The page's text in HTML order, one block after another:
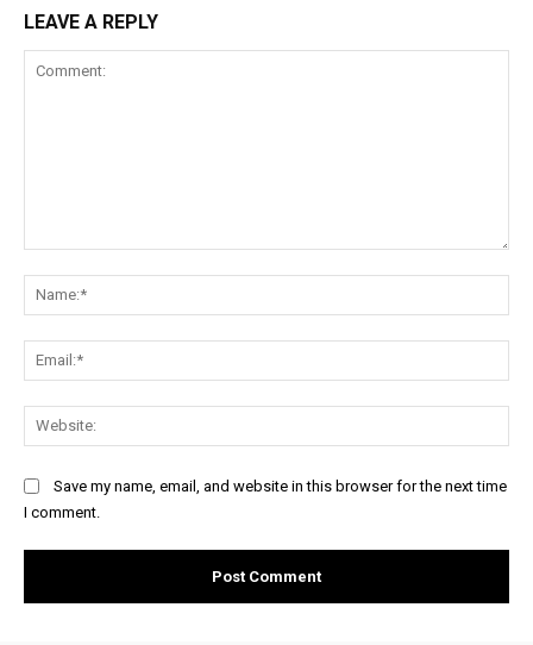
LEAVE A REPLY
Save my name, email, and website in this browser for the next time
I comment.